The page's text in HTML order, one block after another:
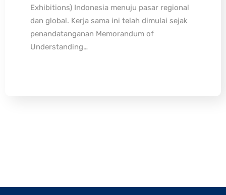
Exhibitions) Indonesia menuju pasar regional
dan global. Kerja sama ini telah dimulai sejak
penandatanganan Memorandum of
Understanding…